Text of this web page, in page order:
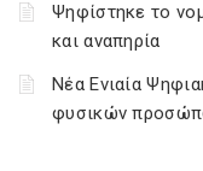
Ψηφίστηκε το
και αναπηρία
Νέα Ενιαία
φυσικών